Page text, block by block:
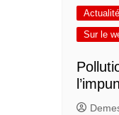
Actualité
Sur le